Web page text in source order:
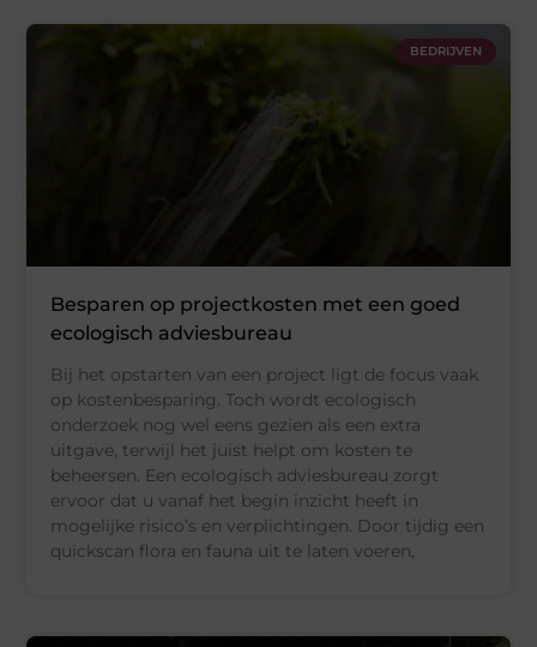
BEDRIJVEN
Besparen op projectkosten met een goed
ecologisch adviesbureau
Bij het opstarten van een project ligt de focus vaak
op kostenbesparing. Toch wordt ecologisch
onderzoek nog wel eens gezien als een extra
uitgave, terwijl het juist helpt om kosten te
beheersen. Een ecologisch adviesbureau zorgt
ervoor dat u vanaf het begin inzicht heeft in
mogelijke risico’s en verplichtingen. Door tijdig een
quickscan flora en fauna uit te laten voeren,